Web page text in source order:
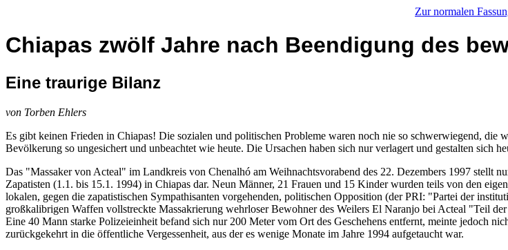
Zur normalen
Chiapas zwölf Jahre nach Beendigung des
Eine traurige Bilanz
von Torben Ehlers
Es gibt keinen Frieden in Chiapas! Die sozialen und politischen Probleme waren noch nie so schwerwiegend,
Bevölkerung so ungesichert und unbeachtet wie heute. Die Ursachen haben sich nur verlagert und gestalten sich
Das "Massaker von Acteal" im Landkreis von Chenalhó am Weihnachtsvorabend des 22. Dezembers 1997 stellt
Zapatisten (1.1. bis 15.1. 1994) in Chiapas dar. Neun Männer, 21 Frauen und 15 Kinder wurden teils von den
lokalen, gegen die zapatistischen Sympathisanten vorgehenden, politischen Opposition (der PRI: "Partei der
großkalibrigen Waffen vollstreckte Massakrierung wehrloser Bewohner des Weilers El Naranjo bei Acteal "Teil
Eine 40 Mann starke Polizeieinheit befand sich nur 200 Meter vom Ort des Geschehens entfernt, meinte jedoch
zurückgekehrt in die öffentliche Vergessenheit, aus der es wenige Monate im Jahre 1994 aufgetaucht war.